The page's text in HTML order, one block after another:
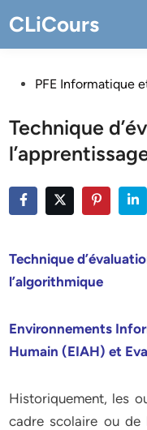
to
content
CLiCours
PostedPFE Informatique
Technique
Technique
l’algorithmique
Environnements
Humain (EIAH) et
Historiquement, les
cadre scolaire ou